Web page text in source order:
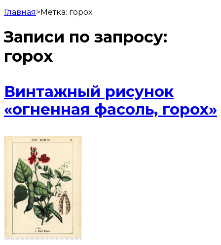
Главная>Метка: горох
Записи по запросу:
горох
Винтажный рисунок
«огненная фасоль, горох»